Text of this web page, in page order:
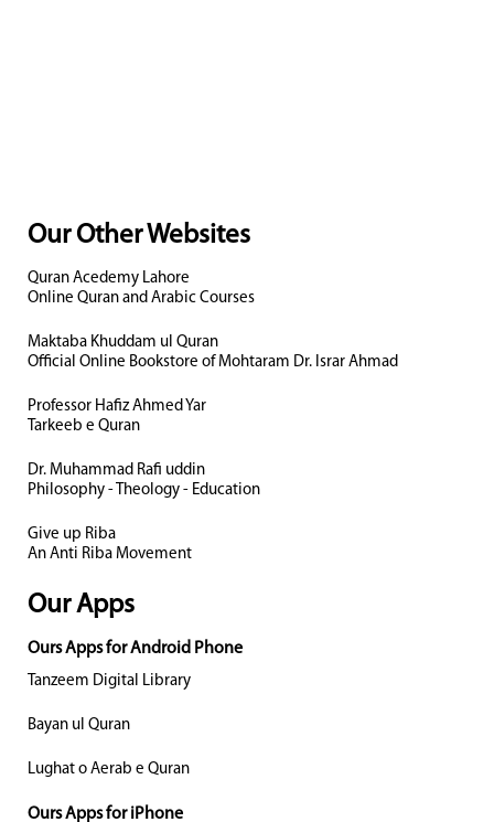
Our Other Websites
Quran Acedemy Lahore
Online Quran and Arabic Courses
Maktaba Khuddam ul Quran
Official Online Bookstore of Mohtaram Dr. Israr Ahmad
Professor Hafiz Ahmed Yar
Tarkeeb e Quran
Dr. Muhammad Rafi uddin
Philosophy - Theology - Education
Give up Riba
An Anti Riba Movement
Our Apps
Ours Apps for Android Phone
Tanzeem Digital Library
Bayan ul Quran
Lughat o Aerab e Quran
Ours Apps for iPhone